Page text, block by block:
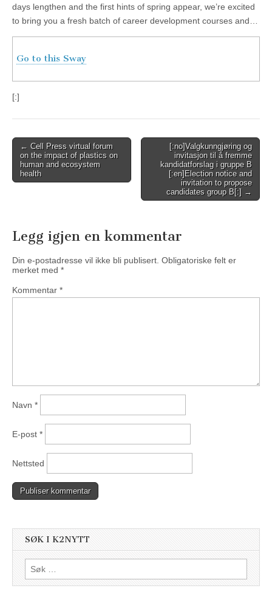
days lengthen and the first hints of spring appear, we’re excited
to bring you a fresh batch of career development courses and…
Go to this Sway
[:]
Post
navigation
← Cell Press virtual forum
on the impact of plastics on
human and ecosystem
health
[:no]Valgkunngjøring og
invitasjon til å fremme
kandidatforslag i gruppe B
[:en]Election notice and
invitation to propose
candidates group B[:] →
Legg igjen en kommentar
Din e-postadresse vil ikke bli publisert. Obligatoriske felt er
merket med *
Kommentar *
Navn *
E-post *
Nettsted
SØK I K2NYTT
Søk
etter: